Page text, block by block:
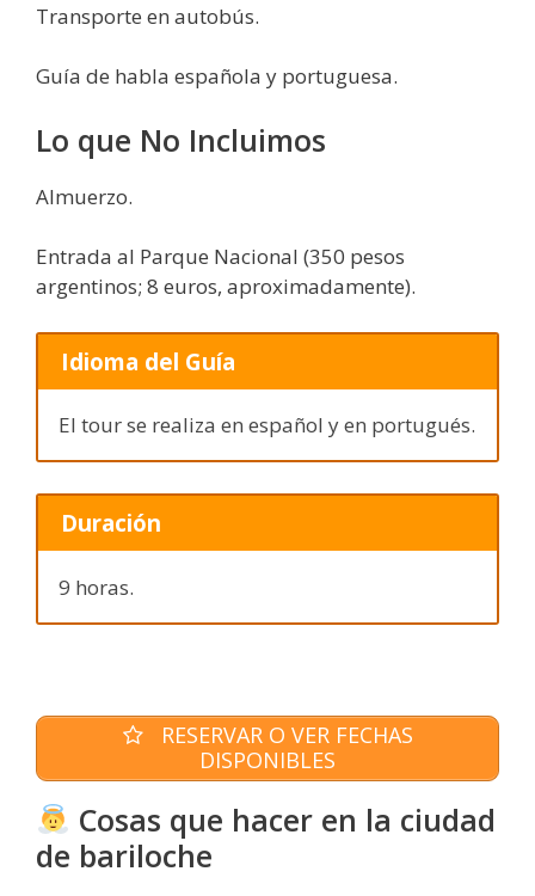
Transporte en autobús.
Guía de habla española y portuguesa.
Lo que No Incluimos
Almuerzo.
Entrada al Parque Nacional (350 pesos
argentinos; 8 euros, aproximadamente).
Idioma del Guía
El tour se realiza en español y en portugués.
Duración
9 horas.
RESERVAR O VER FECHAS
DISPONIBLES
Cosas que hacer en la ciudad
de bariloche